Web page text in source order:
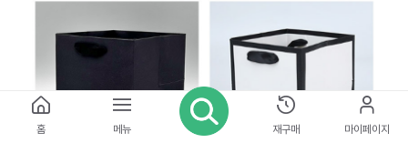
홈 메뉴 재구매 마이페이지